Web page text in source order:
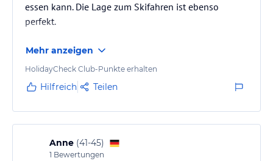
essen kann. Die Lage zum Skifahren ist ebenso
perfekt.
Mehr anzeigen
HolidayCheck Club-Punkte erhalten
Hilfreich Teilen
Anne (41-45)
1 Bewertungen